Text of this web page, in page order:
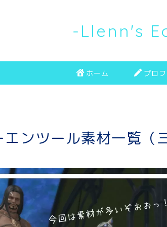
-Llenn's
ホーム プロ
エンツール素材一覧（